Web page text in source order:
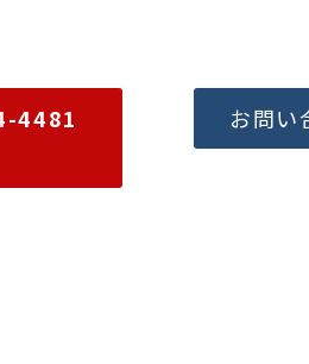
4481 お問い